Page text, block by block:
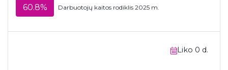
60.8% Darbuotojų kaitos rodiklis 2025 m.
Liko 0 d.